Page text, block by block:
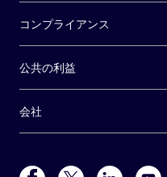
コンプライアンス
公共の利益
会社